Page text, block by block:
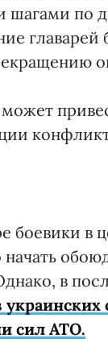
по
может
боевики в
начать
в
сил АТО.